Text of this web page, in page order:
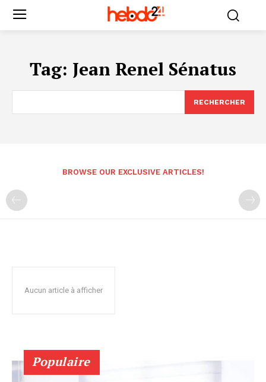
Tag: Jean Renel Sénatus
RECHERCHER
BROWSE OUR EXCLUSIVE ARTICLES!
Aucun article à afficher
Populaire